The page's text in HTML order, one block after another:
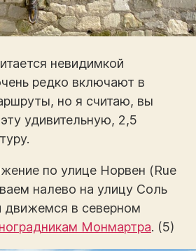
невидимкой
редко включают в
но я считаю, вы
удивительную, 2,5
по улице Норвен (Rue
налево на улицу Соль
движемся в северном
Монмартра. (5)